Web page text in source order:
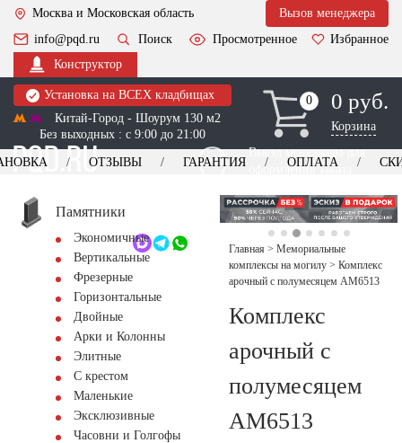
Москва и Московская область
Вызов менеджера
info@pqd.ru
Поиск Просмотренное
Избранное
Конструктор
Установка на ВСЕХ кладбищах
Китай-Город - Шоурум 130 м2
Без выходных : с 9:00 до 21:00
0
0 0 руб.
Корзина
Выезд менеджера для
оформления заказа
+7 (495) 518-44-23
Обратный звонок
ОТЗЫВЫ ГАРАНТИЯ ОПЛАТА
Памятники
Экономичные
Вертикальные
Фрезерные
Горизонтальные
Двойные
Арки и Колонны
Элитные
С крестом
Маленькие
Эксклюзивные
Часовни и Голгофы
Главная > Мемориальные
комплексы на могилу > Комплекс
арочный с полумесяцем AM6513
Комплекс
арочный с
полумесяцем
AM6513